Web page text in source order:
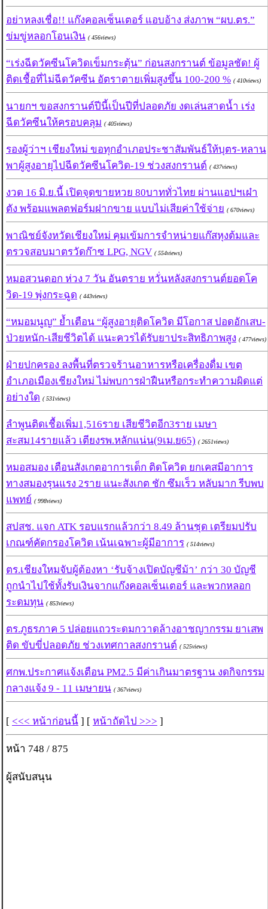
อย่าหลงเชื่อ!! แก๊งคอลเซ็นเตอร์ แอบอ้าง ส่งภาพ “ผบ.ตร.”
ข่มขู่หลอกโอนเงิน ( 456views)
“เร่งฉีดวัคซีนโควิดเข็มกระตุ้น” ก่อนสงกรานต์ ข้อมูลชัด! ผู้
ติดเชื้อที่ไม่ฉีดวัคซีน อัตราตายเพิ่มสูงขึ้น 100-200 % ( 410views)
นายกฯ ขอสงกรานต์ปีนี้เป็นปีที่ปลอดภัย งดเล่นสาดน้ำ เร่ง
ฉีดวัคซีนให้ครอบคลุม ( 405views)
รองผู้ว่าฯ เชียงใหม่ ขอทุกอำเภอประชาสัมพันธ์ให้บุตร-หลาน
พาผู้สูงอายุไปฉีดวัคซีนโควิด-19 ช่วงสงกรานต์ ( 437views)
งวด 16 มิ.ย.นี้ เปิดจุดขายหวย 80บาททั่วไทย ผ่านแอปฯเผ๋า
ตัง พร้อมแพลตฟอร์มฝากขาย แบบไม่เสียค่าใช้จ่าย ( 670views)
พาณิชย์จังหวัดเชียงใหม่ คุมเข้มการจำหน่ายแก๊สหุงต้มและ
ตรวจสอบมาตรวัดก๊าซ LPG, NGV ( 554views)
หมอสวนดอก ห่วง 7 วัน อันตราย หวั่นหลังสงกรานต์ยอดโค
วิด-19 พุ่งกระฉูด ( 443views)
“หมอมนูญ” ย้ำเตือน “ผู้สูงอายุติดโควิด มีโอกาส ปอดอักเสบ-
ป่วยหนัก-เสียชีวิตได้ แนะควรได้รับยาประสิทธิภาพสูง ( 477views)
ฝ่ายปกครอง ลงพื้นที่ตรวจร้านอาหารหรือเครื่องดื่ม เขต
อำเภอเมืองเชียงใหม่ ไม่พบการฝ่าฝืนหรือกระทำความผิดแต่
อย่างใด ( 531views)
ลำพูนติดเชื้อเพิ่ม1,516ราย เสียชีวิตอีก3ราย เมษา
สะสม14รายแล้ว เตียงรพ.หลักแน่น(9เม.ย65) ( 2651views)
หมอสมอง เตือนสังเกตอาการเด็ก ติดโควิด ยกเคสมีอาการ
ทางสมองรุนแรง 2ราย แนะสังเกต ชัก ซึมเร็ว หลับมาก รีบพบ
แพทย์ ( 998views)
สปสช. แจก ATK รอบแรกแล้วกว่า 8.49 ล้านชุด เตรียมปรับ
เกณฑ์คัดกรองโควิด เน้นเฉพาะผู้มีอาการ ( 514views)
ตร.เชียงใหมจับผู้ต้องหา ‘รับจ้างเปิดบัญชีม้า’ กว่า 30 บัญชี
ถูกนำไปใช้ทั้งรับเงินจากแก๊งคอลเซ็นเตอร์ และพวกหลอก
ระดมทุน ( 853views)
ตร.ภูธรภาค 5 ปล่อยแถวระดมกวาดล้างอาชญากรรม ยาเสพ
ติด ขับขี่ปลอดภัย ช่วงเทศกาลสงกรานต์ ( 525views)
ศกพ.ประกาศแจ้งเตือน PM2.5 มีค่าเกินมาตรฐาน งดกิจกรรม
กลางแจ้ง 9 - 11 เมษายน ( 367views)
[ <<< หน้าก่อนนี้ ] [ หน้าถัดไป >>> ]
หน้า 748 / 875
ผู้สนับสนุน